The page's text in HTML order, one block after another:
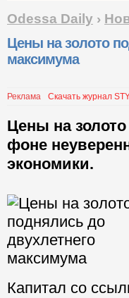
Odessa Daily ›
Цены на золото
максимума
Реклама Скачать журнал
Цены на
фоне
экономики.
Капитал со